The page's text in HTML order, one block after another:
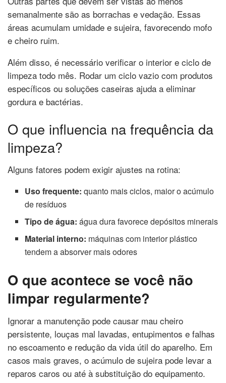
semanalmente são as borrachas e vedação. Essas
áreas acumulam umidade e sujeira, favorecendo mofo
e cheiro ruim.
Além disso, é necessário verificar o interior e ciclo de
limpeza todo mês. Rodar um ciclo vazio com produtos
específicos ou soluções caseiras ajuda a eliminar
gordura e bactérias.
O que influencia na frequência da
limpeza?
Alguns fatores podem exigir ajustes na rotina:
Uso frequente: quanto mais ciclos, maior o acúmulo
de resíduos
Tipo de água: água dura favorece depósitos minerais
Material interno: máquinas com interior plástico
tendem a absorver mais odores
O que acontece se você não
limpar regularmente?
Ignorar a manutenção pode causar mau cheiro
persistente, louças mal lavadas, entupimentos e falhas
no escoamento e redução da vida útil do aparelho. Em
casos mais graves, o acúmulo de sujeira pode levar a
reparos caros ou até à substituição do equipamento.